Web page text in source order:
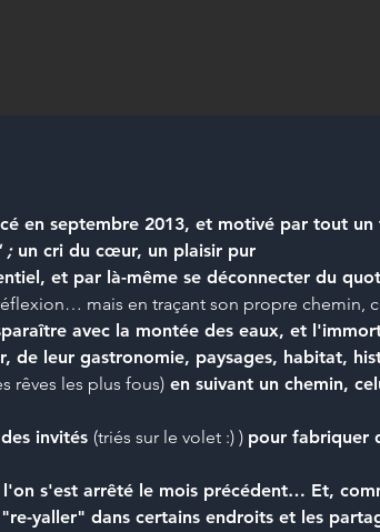
en septembre 2013, et motivé par tout un
; un cri du cœur, un plaisir pur
et par là-même se déconnecter du
mais en traçant son propre chemin,
avec la montée des eaux, et
leur gastronomie, paysages, habitat,
rêves les plus fous) en suivant un chemin,
invités (triés sur le volet :) ) pour fabriquer
s'est arrêté le mois précédent… Et,
yaller" dans certains endroits et les